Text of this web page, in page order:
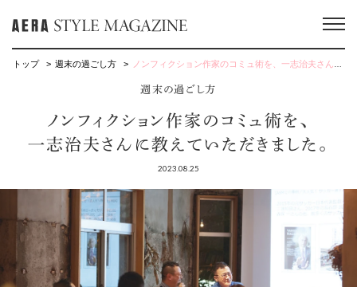
トップ 週末の過ごし方 ノンフィクション作家のコミュ術を、一志治夫さんに教えていただきました。
週末の過ごし方
ノンフィクション作家のコミュ術を、
一志治夫さんに教えていただきました。
2023.08.25